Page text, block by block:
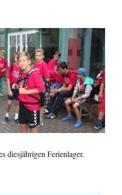
diesjährigen Ferienlager.